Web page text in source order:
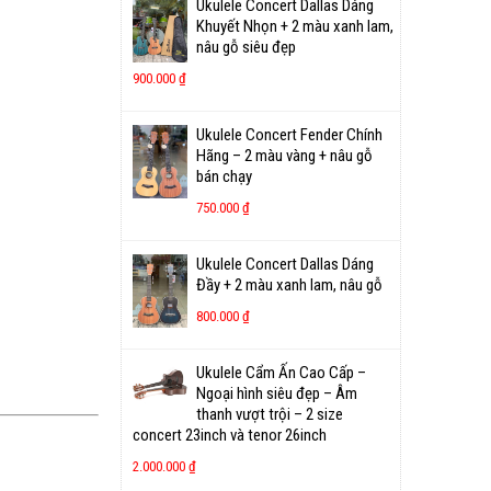
Ukulele Concert Dallas Dáng
Khuyết Nhọn + 2 màu xanh lam,
nâu gỗ siêu đẹp
900.000 ₫
Ukulele Concert Fender Chính
Hãng – 2 màu vàng + nâu gỗ
bán chạy
750.000 ₫
Ukulele Concert Dallas Dáng
Đầy + 2 màu xanh lam, nâu gỗ
800.000 ₫
Ukulele Cẩm Ấn Cao Cấp –
Ngoại hình siêu đẹp – Âm
thanh vượt trội – 2 size
concert 23inch và tenor 26inch
2.000.000 ₫